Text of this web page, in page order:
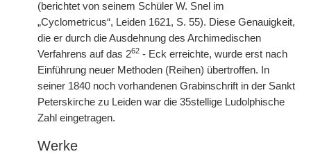
(berichtet von seinem Schüler W. Snel im
„Cyclometricus“, Leiden 1621, S. 55). Diese Genauigkeit,
die er durch die Ausdehnung des Archimedischen
Verfahrens auf das 262 - Eck erreichte, wurde erst nach
Einführung neuer Methoden (Reihen) übertroffen. In
seiner 1840 noch vorhandenen Grabinschrift in der Sankt
Peterskirche zu Leiden war die 35stellige Ludolphische
Zahl eingetragen.
Werke